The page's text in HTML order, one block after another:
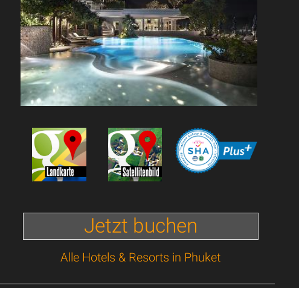
Jetzt buchen
Alle Hotels & Resorts in Phuket